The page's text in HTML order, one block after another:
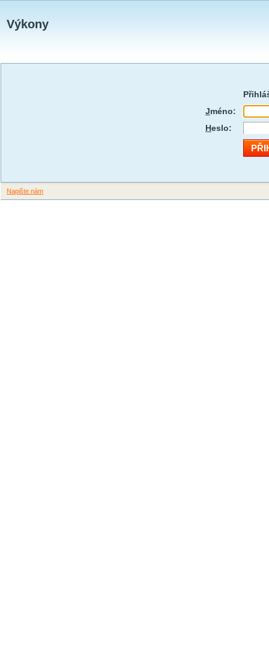
Výkony
Jméno:
Heslo:
Napište nám